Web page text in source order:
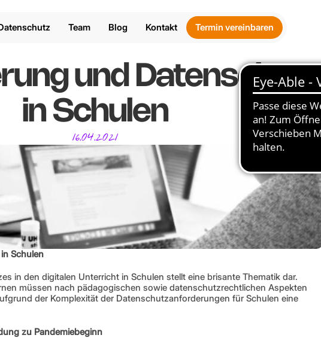
Team Blog Kontakt Termin vereinbaren
und Datenschutz
in Schulen
16.04.2021
Schulen
in den digitalen Unterricht in Schulen stellt eine brisante Thematik dar.
müssen nach pädagogischen sowie datenschutzrechtlichen Aspekten
der Komplexität der Datenschutzanforderungen für Schulen eine
zu Pandemiebeginn